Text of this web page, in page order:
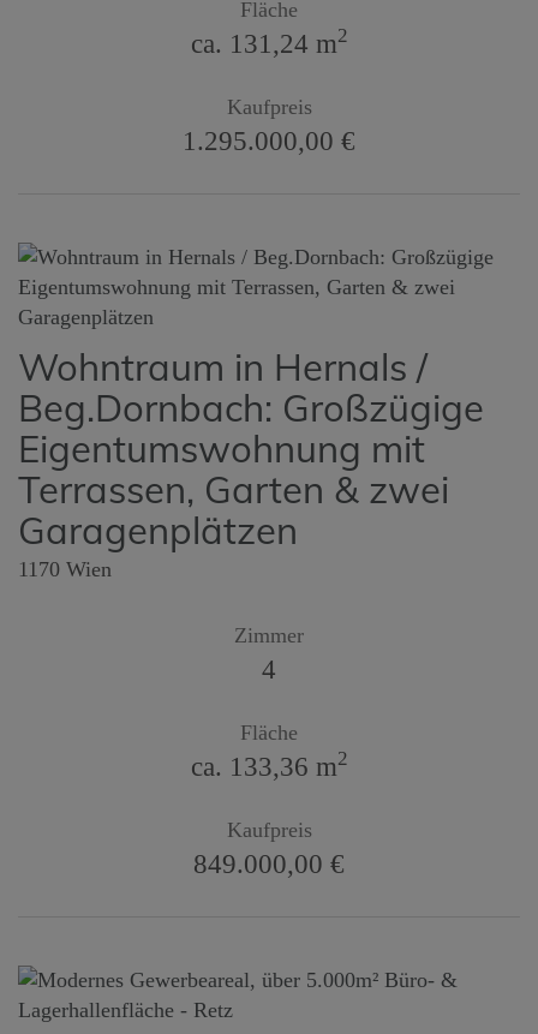
Fläche
ca. 131,24 m2
Kaufpreis
1.295.000,00 €
Wohntraum in Hernals /
Beg.Dornbach: Großzügige
Eigentumswohnung mit
Terrassen, Garten & zwei
Garagenplätzen
1170 Wien
Zimmer
4
Fläche
ca. 133,36 m2
Kaufpreis
849.000,00 €